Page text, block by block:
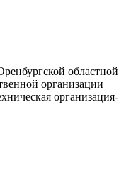
областной
организации
организация-